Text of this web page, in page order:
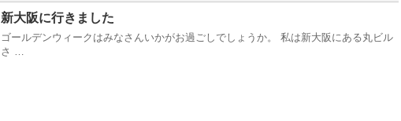
新大阪に行きました
ゴールデンウィークはみなさんいかがお過ごしでしょうか。 私は新大阪にある丸ビル
さ …